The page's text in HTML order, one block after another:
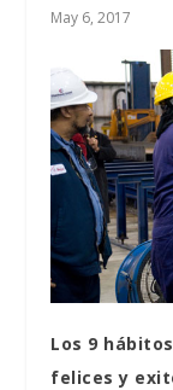
May 6, 2017
Los 9
felices y